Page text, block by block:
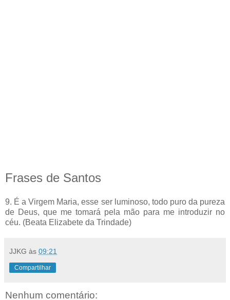
Frases de Santos
9. É a Virgem Maria, esse ser luminoso, todo puro da pureza
de Deus, que me tomará pela mão para me introduzir no
céu. (Beata Elizabete da Trindade)
JJKG às 09:21
Compartilhar
Nenhum comentário: